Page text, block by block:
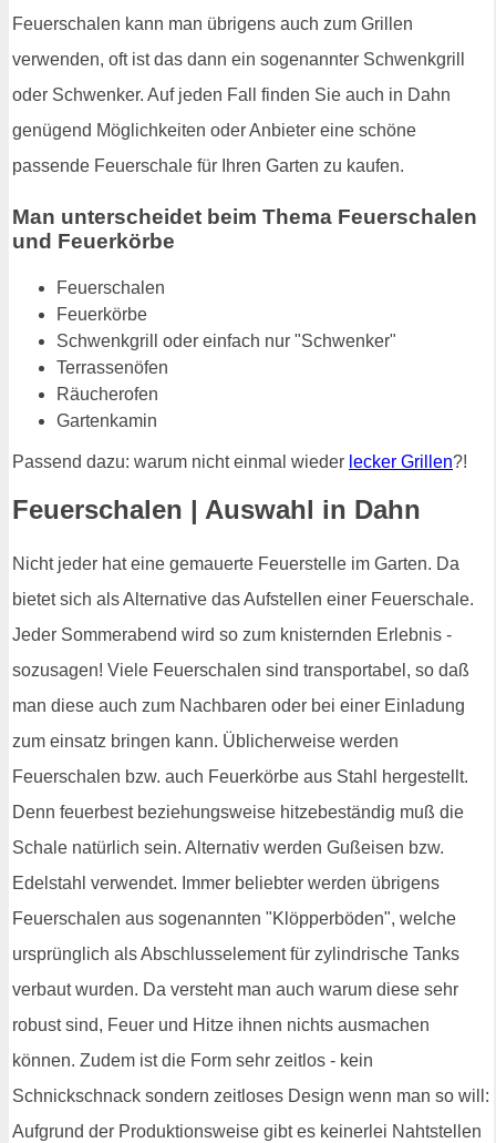
Feuerschalen kann man übrigens auch zum Grillen
verwenden, oft ist das dann ein sogenannter Schwenkgrill
oder Schwenker. Auf jeden Fall finden Sie auch in Dahn
genügend Möglichkeiten oder Anbieter eine schöne
passende Feuerschale für Ihren Garten zu kaufen.
Man unterscheidet beim Thema Feuerschalen
und Feuerkörbe
Feuerschalen
Feuerkörbe
Schwenkgrill oder einfach nur "Schwenker"
Terrassenöfen
Räucherofen
Gartenkamin
Passend dazu: warum nicht einmal wieder lecker Grillen?!
Feuerschalen | Auswahl in Dahn
Nicht jeder hat eine gemauerte Feuerstelle im Garten. Da
bietet sich als Alternative das Aufstellen einer Feuerschale.
Jeder Sommerabend wird so zum knisternden Erlebnis -
sozusagen! Viele Feuerschalen sind transportabel, so daß
man diese auch zum Nachbaren oder bei einer Einladung
zum einsatz bringen kann. Üblicherweise werden
Feuerschalen bzw. auch Feuerkörbe aus Stahl hergestellt.
Denn feuerbest beziehungsweise hitzebeständig muß die
Schale natürlich sein. Alternativ werden Gußeisen bzw.
Edelstahl verwendet. Immer beliebter werden übrigens
Feuerschalen aus sogenannten "Klöpperböden", welche
ursprünglich als Abschlusselement für zylindrische Tanks
verbaut wurden. Da versteht man auch warum diese sehr
robust sind, Feuer und Hitze ihnen nichts ausmachen
können. Zudem ist die Form sehr zeitlos - kein
Schnickschnack sondern zeitloses Design wenn man so will:
Aufgrund der Produktionsweise gibt es keinerlei Nahtstellen